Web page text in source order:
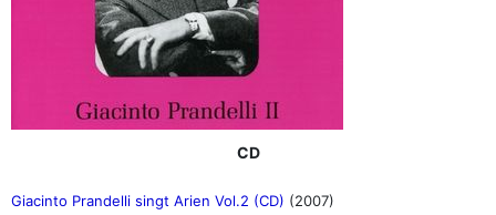
CD
Giacinto Prandelli singt Arien Vol.2 (CD) (2007)